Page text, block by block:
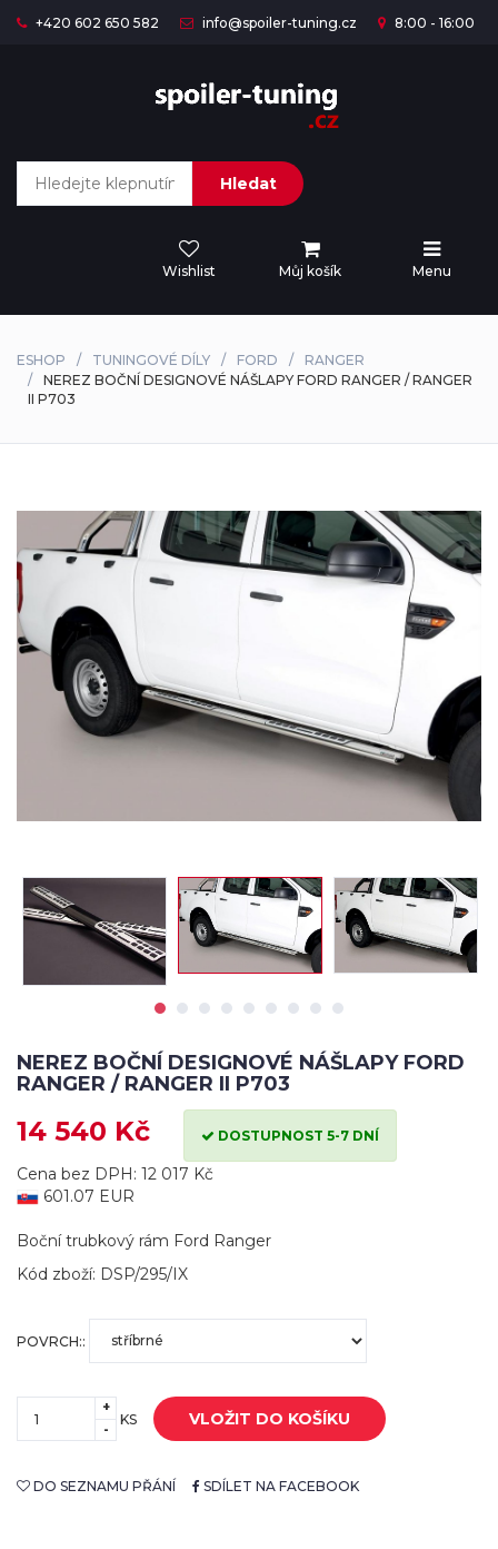
+420 602 650 582 info@spoiler-tuning.cz 8:00 - 16:00
Hledat
Wishlist Můj košík Menu
ESHOP TUNINGOVÉ DÍLY FORD
RANGER
NEREZ BOČNÍ DESIGNOVÉ NÁŠLAPY FORD RANGER / RANGER
II P703
NEREZ BOČNÍ DESIGNOVÉ NÁŠLAPY FORD
RANGER / RANGER II P703
14 540 Kč DOSTUPNOST 5-7 DNÍ
Cena bez DPH: 12 017 Kč
601.07 EUR
Boční trubkový rám Ford Ranger
Kód zboží: DSP/295/IX
POVRCH::
+
-
KS VLOŽIT DO KOŠÍKU
DO SEZNAMU PŘÁNÍ SDÍLET NA FACEBOOK